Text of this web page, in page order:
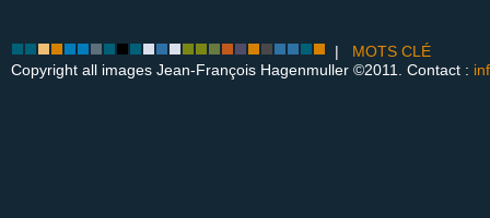
| MOTS CLÉ
Copyright all images Jean-François Hagenmuller ©2011. Contact :